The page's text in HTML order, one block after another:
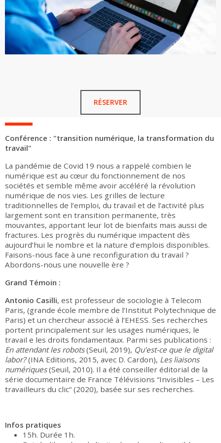
RÉSERVER
Conférence : "transition numérique, la transformation du
travail"
La pandémie de Covid 19 nous a rappelé combien le
numérique est au cœur du fonctionnement de nos
sociétés et semble même avoir accéléré la révolution
numérique de nos vies. Les grilles de lecture
traditionnelles de l’emploi, du travail et de l’activité plus
largement sont en transition permanente, très
mouvantes, apportant leur lot de bienfaits mais aussi de
fractures. Les progrès du numérique impactent dès
aujourd’hui le nombre et la nature d’emplois disponibles.
Faisons-nous face à une reconfiguration du travail ?
Abordons-nous une nouvelle ère ?
Grand Témoin :
Antonio Casilli, est professeur de sociologie à Telecom
Paris, (grande école membre de l’Institut Polytechnique de
Paris) et un chercheur associé à l’EHESS. Ses recherches
portent principalement sur les usages numériques, le
travail e les droits fondamentaux. Parmi ses publications :
En attendant les robots(Seuil, 2019), Qu’est-ce que le digital
labor?(INA Editions, 2015, avec D. Cardon), Les liaisons
numériques(Seuil, 2010). Il a été conseiller éditorial de la
série documentaire de France Télévisions “Invisibles – Les
travailleurs du clic“ (2020), basée sur ses recherches.
Infos pratiques
15h. Durée 1h.